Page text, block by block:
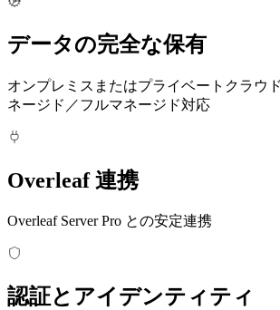
データの完全な保有
オンプレミスまたはプライベートクラウ
ネージド／フルマネージド対応
Overleaf 連携
Overleaf Server Pro との安定連携
認証とアイデンティティ